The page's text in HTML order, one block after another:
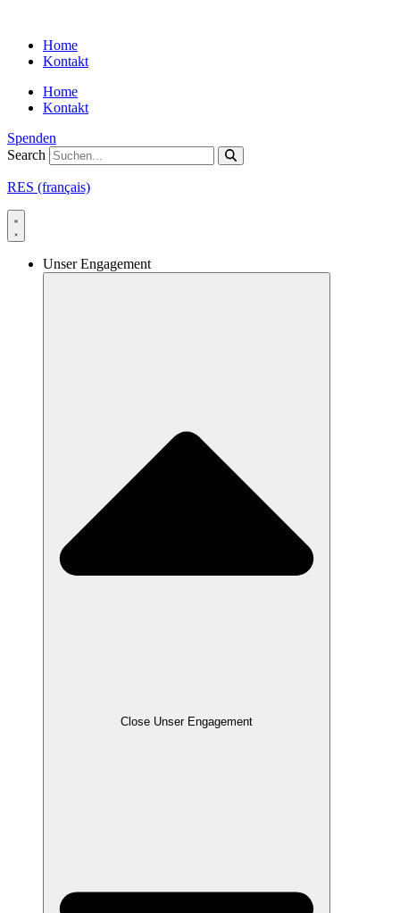
contentHome
Kontakt
Home
Kontakt
Spenden
Search
RES (français)
Unser Engagement
Close Unser Engagement